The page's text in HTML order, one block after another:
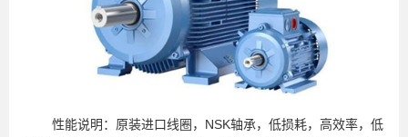
性能说明：原装进口线圈，NSK轴承，低损耗，高效率，低